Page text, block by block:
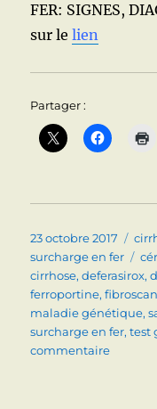
FER: SIGNES,
sur lelien
Partager :
Publié
le
23 octobre 2017
surcharge en fer
cirrhose,deferasirox,
ferroportine,fibroscan
maladie génétique,
surcharge en fer,test
commentairesur